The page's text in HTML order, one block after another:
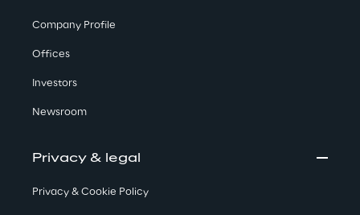
Company Profile
Offices
Investors
Newsroom
Privacy & legal
Privacy & Cookie Policy